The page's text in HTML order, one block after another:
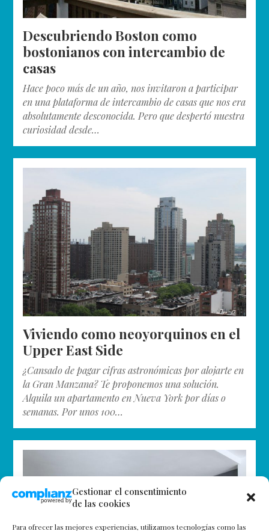
Gestionar el consentimiento
de las cookies
Para ofrecer las mejores experiencias, utilizamos tecnologías como las
Descubriendo Boston como
bostonianos con intercambio de
casas
Hace poco más de un año, nos invitaron a participar
en una plataforma de intercambio de casas que nos era
absolutamente desconocida. Pero que despertó nuestra
curiosidad desde…
Viviendo como neoyorquinos en el
Upper East Side
¿Cansado de pagar cifras astronómicas por alojarte en
la Gran Manzana? Te proponemos una solución.
Alquila un apartamento en Nueva York por días o
semanas. Por unos 100…